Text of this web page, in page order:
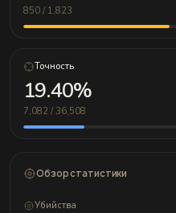
850 / 1,823
Точность
19.40%
7,082 / 36,508
Обзор статистики
Убийства